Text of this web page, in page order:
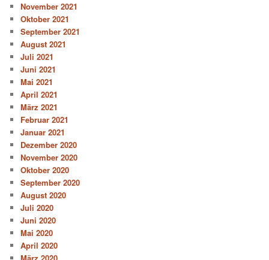
November 2021
Oktober 2021
September 2021
August 2021
Juli 2021
Juni 2021
Mai 2021
April 2021
März 2021
Februar 2021
Januar 2021
Dezember 2020
November 2020
Oktober 2020
September 2020
August 2020
Juli 2020
Juni 2020
Mai 2020
April 2020